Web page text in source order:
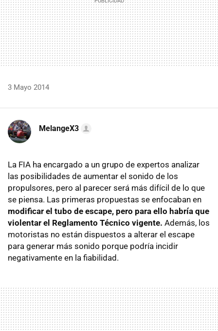
3 Mayo 2014
MelangeX3
La FIA ha encargado a un grupo de expertos analizar
las posibilidades de aumentar el sonido de los
propulsores, pero al parecer será más difícil de lo que
se piensa. Las primeras propuestas se enfocaban en
modificar el tubo de escape, pero para ello habría que
violentar el Reglamento Técnico vigente. Además, los
motoristas no están dispuestos a alterar el escape
para generar más sonido porque podría incidir
negativamente en la fiabilidad.